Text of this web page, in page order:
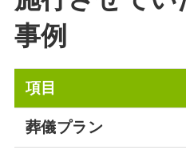
事例
項目
葬儀プラン